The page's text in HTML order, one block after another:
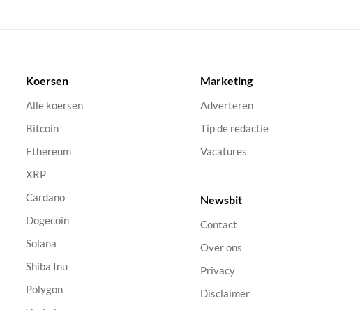
Koersen
Alle koersen
Bitcoin
Ethereum
XRP
Cardano
Dogecoin
Solana
Shiba Inu
Polygon
Marketing
Adverteren
Tip de redactie
Vacatures
Newsbit
Contact
Over ons
Privacy
Disclaimer